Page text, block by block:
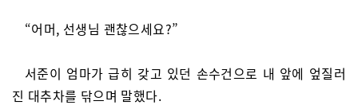
“어머, 선생님 괜찮으세요?”
서준이 엄마가 급히 갖고 있던 손수건으로 내 앞에 엎질러
진 대추차를 닦으며 말했다.